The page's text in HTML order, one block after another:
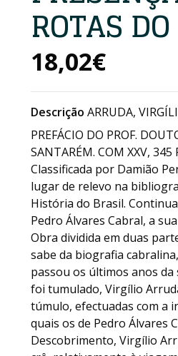
ROTAS
18,02€
Descrição ARRUDA,
PREFÁCIO DO PROF.
SANTARÉM. COM XXV, 345
Classificada por Damião
lugar de relevo na
História do Brasil.
Pedro Álvares Cabral, a
Obra dividida em duas
sabe da biografia
passou os últimos anos da
foi tumulado, Virgílio
túmulo, efectuadas com a
quais os de Pedro Álvares
Descobrimento, Virgílio